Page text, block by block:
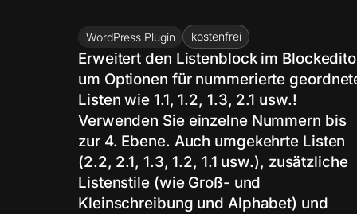
WordPress Plugin kostenfrei
Erweitert den Listenblock im
um Optionen für nummerierte
Listen wie 1.1, 1.2, 1.3, 2.1 usw.!
Verwenden Sie einzelne Nummern bis
zur 4. Ebene. Auch umgekehrte Listen
(2.2, 2.1, 1.3, 1.2, 1.1 usw.), zusätzliche
Listenstile (wie Groß- und
Kleinschreibung und Alphabet) und